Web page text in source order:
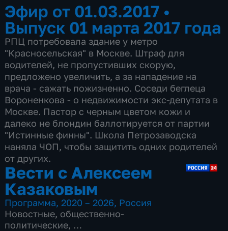
Эфир от 01.03.2017 •
Выпуск 01 марта 2017 года
РПЦ потребовала здание у метро
"Красносельская" в Москве. Штраф для
водителей, не пропустивших скорую,
предложено увеличить, а за нападение на
врача - сажать пожизненно. Соседи беглеца
Вороненкова - о недвижимости экс-депутата в
Москве. Пастор с черным цветом кожи и
далеко не блондин баллотируется от партии
"Истинные финны". Школа Петрозаводска
наняла ЧОП, чтобы защитить одних родителей
от других.
Вести с Алексеем
Казаковым
Программа, 2020 – 2026, Россия
Новостные, общественно-
политические,